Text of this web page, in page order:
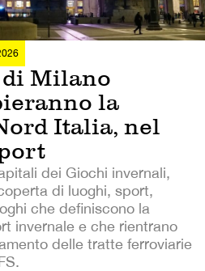
Milano
la
Italia, nel
dei Giochi invernali,
di luoghi, sport,
che definiscono la
invernale e che rientrano
delle tratte ferroviarie